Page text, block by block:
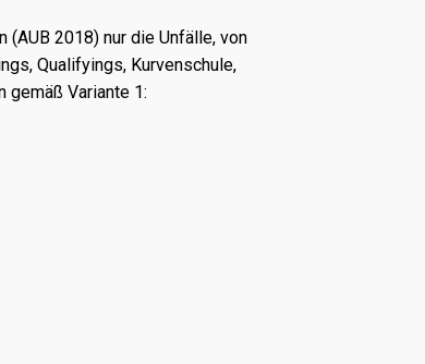
2018) nur die Unfälle, von
Qualifyings, Kurvenschule,
Variante 1: